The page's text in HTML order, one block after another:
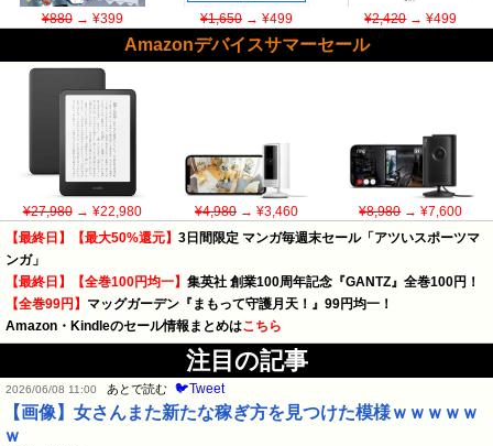
¥880→ ¥399 ¥1,650→ ¥499 ¥2,420→ ¥499
Amazonデバイスサマーセール
¥27,980→ ¥22,980 ¥4,980→ ¥3,460 ¥8,980→ ¥7,600
【最終日】【最大50%還元】 3日間限定 マンガ毎週末セール「アツいスポーツマ
ンガ」
【最終日】【全巻100円均一】 集英社 創業100周年記念『GANTZ』全巻100円！
【全巻99円】 マッグガーデン『まもって守護月天！』99円均一！
Amazon・Kindleのセール情報まとめはこちら
注目の記事
2026/06/08 11:00 あとで読む 🐦Tweet
【画像】女さんまた新たな稼ぎ方を見つけた模様ｗｗｗｗｗ
ｗ